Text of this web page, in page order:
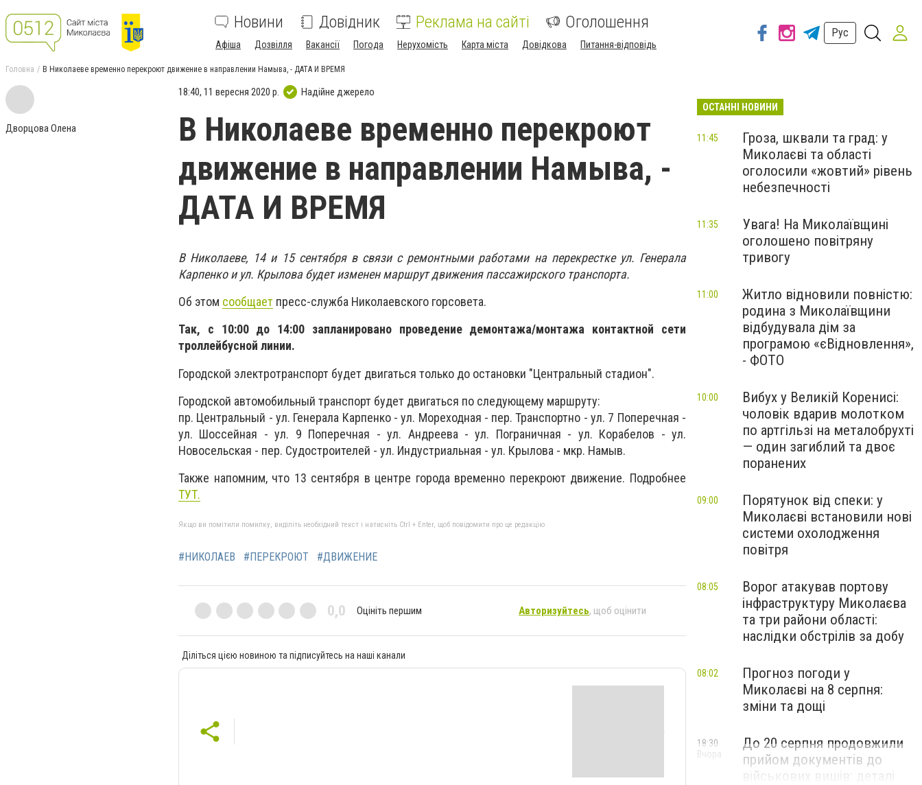
Новини Довідник Реклама на сайті Оголошення
Афіша Дозвілля Вакансії Погода Нерухомість Карта міста Довідкова Питання-відповідь
Рус
Головна В Николаеве временно перекроют движение в направлении Намыва, - ДАТА И ВРЕМЯ
Дворцова Олена
18:40, 11 вересня 2020 р. Надійне джерело
В Николаеве временно перекроют
движение в направлении Намыва, -
ДАТА И ВРЕМЯ
В Николаеве, 14 и 15 сентября в связи с ремонтными работами на перекрестке ул. Генерала
Карпенко и ул. Крылова будет изменен маршрут движения пассажирского транспорта.
Об этом сообщает пресс-служба Николаевского горсовета.
Так, с 10:00 до 14:00 запланировано проведение демонтажа/монтажа контактной сети
троллейбусной линии.
Городской электротранспорт будет двигаться только до остановки "Центральный стадион".
Городской автомобильный транспорт будет двигаться по следующему маршруту:
пр. Центральный - ул. Генерала Карпенко - ул. Мореходная - пер. Транспортно - ул. 7 Поперечная -
ул. Шоссейная - ул. 9 Поперечная - ул. Андреева - ул. Пограничная - ул. Корабелов - ул.
Новосельская - пер. Судостроителей - ул. Индустриальная - ул. Крылова - мкр. Намыв.
Также напомним, что 13 сентября в центре города временно перекроют движение. Подробнее
ТУТ.
Якщо ви помітили помилку, виділіть необхідний текст і натисніть Ctrl + Enter, щоб повідомити про це редакцію
#НИКОЛАЕВ #ПЕРЕКРОЮТ #ДВИЖЕНИЕ
0,0 Оцініть першим Авторизуйтесь, щоб оцінити
Діліться цією новиною та підписуйтесь на наші канали
ОСТАННІ НОВИНИ
Гроза, шквали та град: у
Миколаєві та області
оголосили «жовтий» рівень
небезпечності
11:45
Увага! На Миколаївщині
оголошено повітряну
тривогу
11:35
Житло відновили повністю:
родина з Миколаївщини
відбудувала дім за
програмою «єВідновлення»,
- ФОТО
11:00
Вибух у Великій Коренисі:
чоловік вдарив молотком
по артгільзі на металобрухті
— один загиблий та двоє
поранених
10:00
Порятунок від спеки: у
Миколаєві встановили нові
системи охолодження
повітря
09:00
Ворог атакував портову
інфраструктуру Миколаєва
та три райони області:
наслідки обстрілів за добу
08:05
Прогноз погоди у
Миколаєві на 8 серпня:
зміни та дощі
08:02
До 20 серпня продовжили
прийом документів до
військових вишів: деталі
18:30
Вчора